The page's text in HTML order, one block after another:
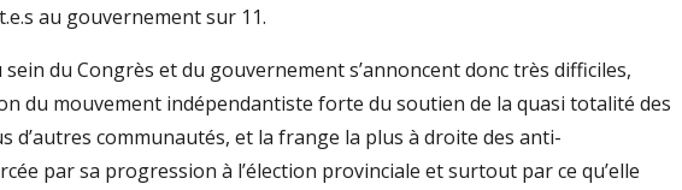
au gouvernement sur 11.
du Congrès et du gouvernement s’annoncent donc très difficiles,
du mouvement indépendantiste forte du soutien de la quasi totalité des
d’autres communautés, et la frange la plus à droite des anti-
par sa progression à l’élection provinciale et surtout par ce qu’elle